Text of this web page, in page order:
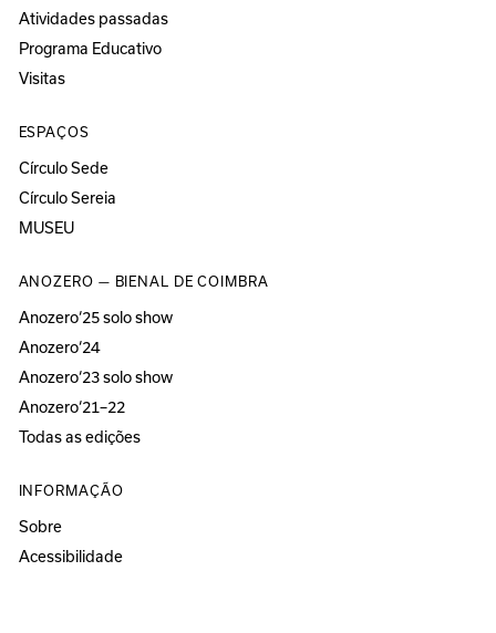
Atividades passadas
Programa Educativo
Visitas
ESPAÇOS
Círculo Sede
Círculo Sereia
MUSEU
ANOZERO — BIENAL DE COIMBRA
Anozero‘25 solo show
Anozero‘24
Anozero‘23 solo show
Anozero‘21–22
Todas as edições
INFORMAÇÃO
Sobre
Acessibilidade